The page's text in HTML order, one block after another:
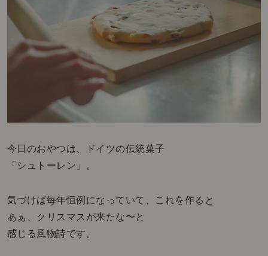
今日のおやつは、ドイツの伝統菓子
「シュトーレン」。
気づけば毎年恒例になっていて、これを作ると
あぁ、クリスマスが来たな〜と
感じる風物詩です。